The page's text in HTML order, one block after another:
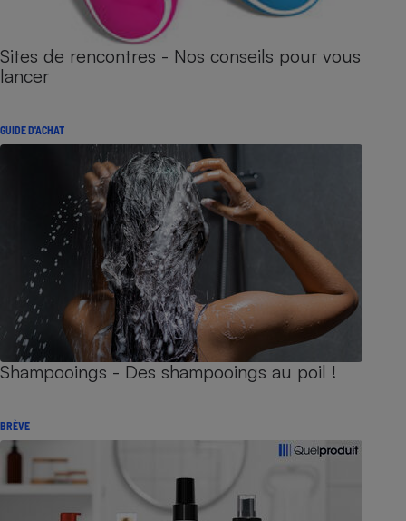
Sites de rencontres - Nos conseils pour vous
lancer
GUIDE D'ACHAT
Shampooings - Des shampooings au poil !
BRÈVE